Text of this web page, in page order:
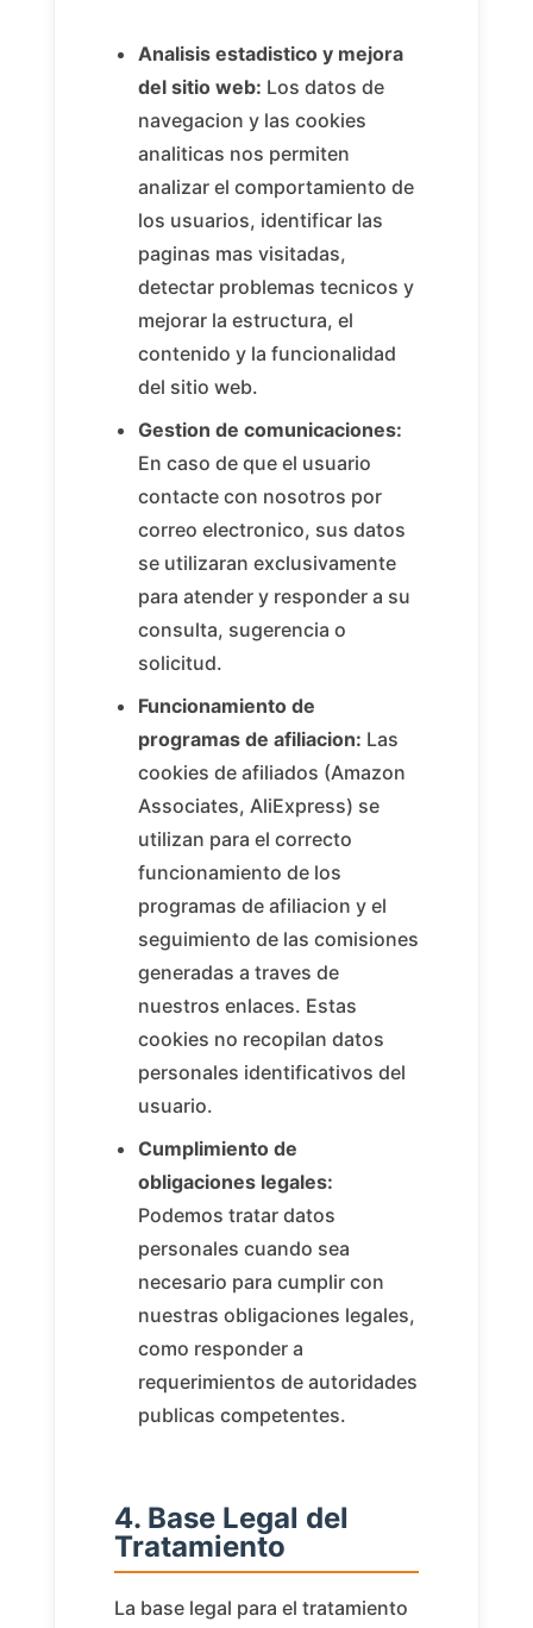
Analisis estadistico y mejora
del sitio web: Los datos de
navegacion y las cookies
analiticas nos permiten
analizar el comportamiento de
los usuarios, identificar las
paginas mas visitadas,
detectar problemas tecnicos y
mejorar la estructura, el
contenido y la funcionalidad
del sitio web.
Gestion de comunicaciones:
En caso de que el usuario
contacte con nosotros por
correo electronico, sus datos
se utilizaran exclusivamente
para atender y responder a su
consulta, sugerencia o
solicitud.
Funcionamiento de
programas de afiliacion: Las
cookies de afiliados (Amazon
Associates, AliExpress) se
utilizan para el correcto
funcionamiento de los
programas de afiliacion y el
seguimiento de las comisiones
generadas a traves de
nuestros enlaces. Estas
cookies no recopilan datos
personales identificativos del
usuario.
Cumplimiento de
obligaciones legales:
Podemos tratar datos
personales cuando sea
necesario para cumplir con
nuestras obligaciones legales,
como responder a
requerimientos de autoridades
publicas competentes.
4. Base Legal del
Tratamiento
La base legal para el tratamiento